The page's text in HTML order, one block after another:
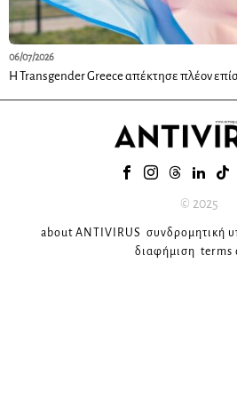
06/07/2026
Η Transgender Greece απέκτησε πλέον
© 2025
about ANTIVIRUS συνδρομητική
διαφήμιση terms